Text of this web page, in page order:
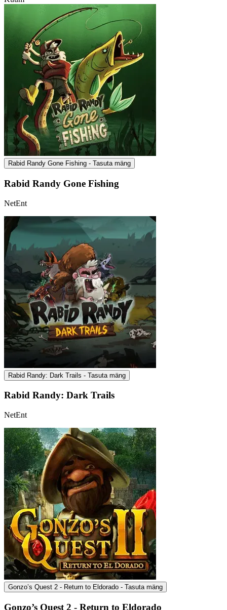
Rabid Randy Gone Fishing - Tasuta mäng
Rabid Randy Gone Fishing
NetEnt
Rabid Randy: Dark Trails - Tasuta mäng
Rabid Randy: Dark Trails
NetEnt
Gonzo’s Quest 2 - Return to Eldorado - Tasuta mäng
Gonzo’s Quest 2 - Return to Eldorado